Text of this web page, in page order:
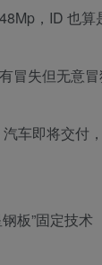
，ID 也
冒失但无意
车即将交
板”固定技术